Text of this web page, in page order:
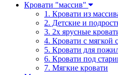
Кровати "массив"
1. Кровати из
2. Детские и
3. 2х ярусные
4. Кровати с мягкой
5. Кровати для
6. Кровати под
7. Мягкие кровати